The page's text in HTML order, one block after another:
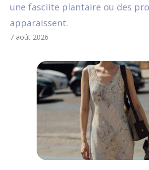
une fasciite plantaire ou des
apparaissent.
7 août 2026